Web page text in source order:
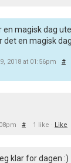
en magisk dag
det en magisk dag
2018 at 01:56pm #
# 1 like · Like
klar for dagen :)